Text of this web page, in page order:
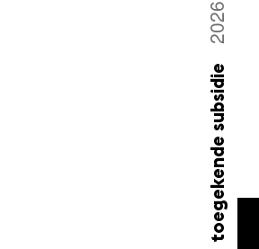
toegekende subsidie
2026